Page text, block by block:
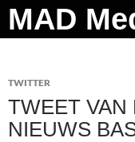
Ga
naar
Zoeken
TWITTER
TWEET VAN
NIEUWS